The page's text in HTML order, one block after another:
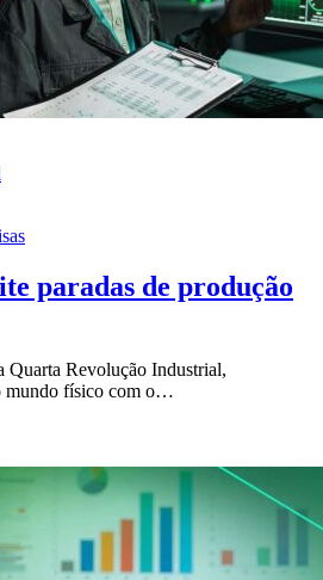
paradas de produção
Quarta Revolução Industrial,
mundo físico com o…